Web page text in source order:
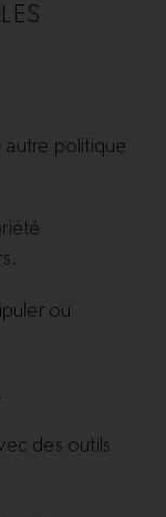
politique
ou
des outils